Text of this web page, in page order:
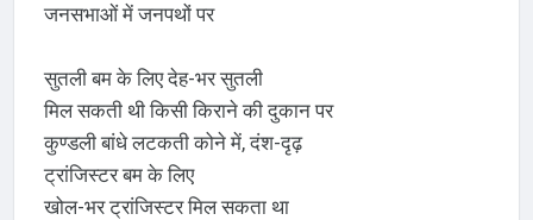
जनसभाओं में जनपथों पर
सुतली बम के लिए देह-भर सुतली
मिल सकती थी किसी किराने की दुकान पर
कुण्डली बांधे लटकती कोने में, दंश-दृढ़
ट्रांजिस्टर बम के लिए
खोल-भर ट्रांजिस्टर मिल सकता था